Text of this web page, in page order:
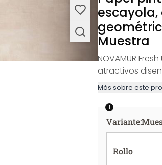
Muestra
NOVAMUR
atractivos
Más sobre este
1
Variante:
Rollo